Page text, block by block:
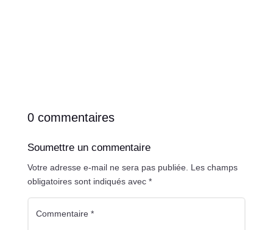
0 commentaires
Soumettre un commentaire
Votre adresse e-mail ne sera pas publiée. Les champs
obligatoires sont indiqués avec *